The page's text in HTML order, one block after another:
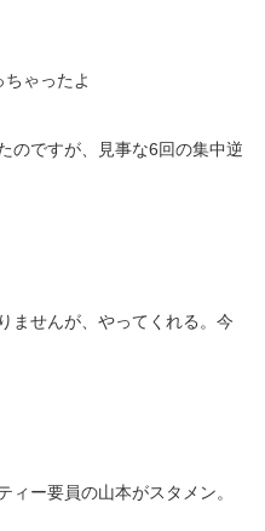
ゃったよ
のですが、見事な6回の集中逆
ませんが、やってくれる。今
ー要員の山本がスタメン。